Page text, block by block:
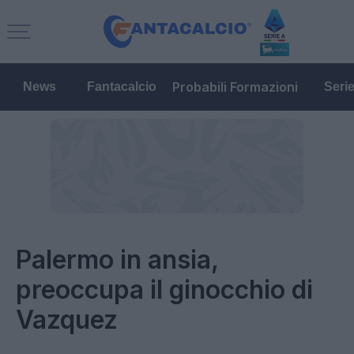
News Fantacalcio Probabili Formazioni
Palermo in ansia,
preoccupa il ginocchio di
Vazquez